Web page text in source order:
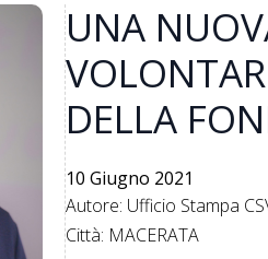
UNA
DELLA
10 Giugno 2021
Autore: Ufficio Stampa
Città: MACERATA